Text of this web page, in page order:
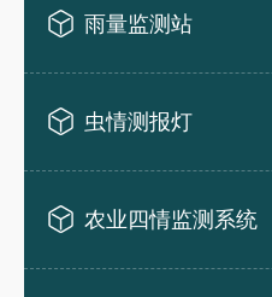
雨量监测站
虫情测报灯
农业四情监测系统